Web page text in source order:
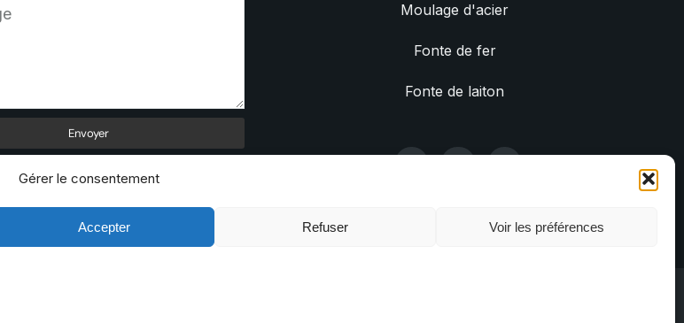
Gérer le consentement
Accepter Refuser Voir les préférences
Envoyer
Moulage d'acier
Fonte de fer
Fonte de laiton